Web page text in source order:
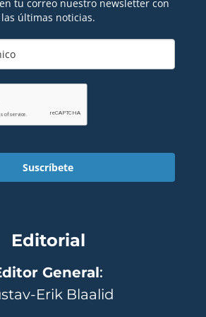
tu correo nuestro newsletter con
las últimas noticias.
Suscríbete
Editorial
General:
Erik Blaalid